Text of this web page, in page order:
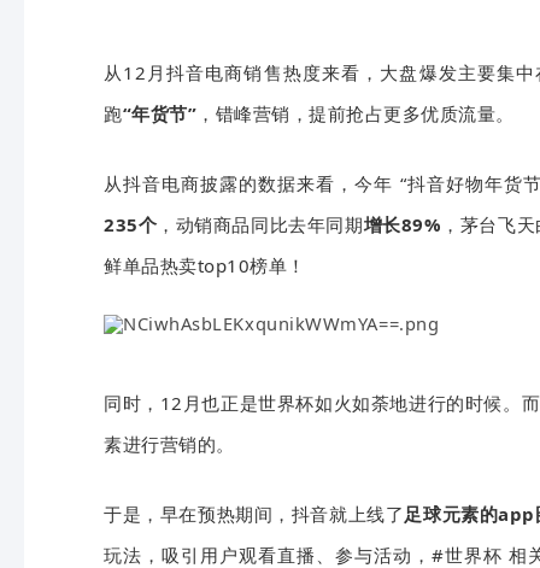
从12月抖音电商销售热度来看，大盘爆发主要集
跑“年货节” ，错峰营销，提前抢占更多优质流量。
从抖音电商披露的数据来看，今年 “抖音好物年货
235个 ，动销商品同比去年同期增长89% ，茅台飞
鲜单品热卖top10榜单！
同时，12月也正是世界杯如火如荼地进行的时候。
素进行营销的。
于是，早在预热期间，抖音就上线了足球元素的app
玩法，吸引用户观看直播、参与活动，#世界杯 相